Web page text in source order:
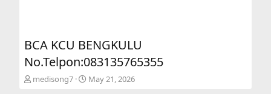
BCA KCU BENGKULU
No.Telpon:083135765355
T
medisong7
S
May 21, 2026